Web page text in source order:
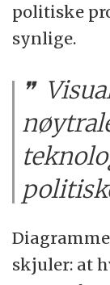
politiske
synlige.
skjuler: at